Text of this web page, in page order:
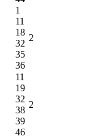
1
11
18
32
35
36
2
11
19
32
38
39
46
2